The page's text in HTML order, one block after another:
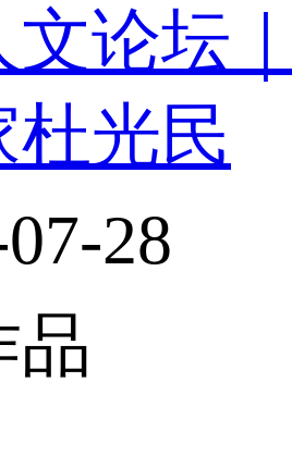
文论坛
光民
28
品